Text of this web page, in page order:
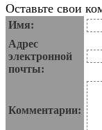
Оставьте свои
Имя:
Адрес
электронной
почты:
Комментарии: